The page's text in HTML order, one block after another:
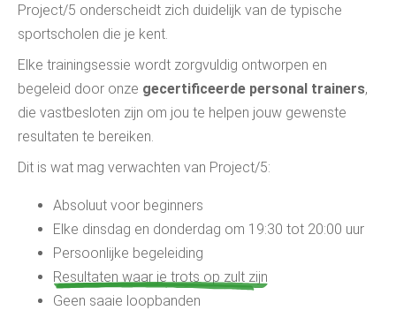
Project/5 onderscheidt zich duidelijk van de typische
sportscholen die je kent.
Elke trainingsessie wordt zorgvuldig ontworpen en
begeleid door onze gecertificeerde personal trainers,
die vastbesloten zijn om jou te helpen jouw gewenste
resultaten te bereiken.
Dit is wat mag verwachten van Project/5:
Absoluut voor beginners
Elke dinsdag en donderdag om 19:30 tot 20:00 uur
Persoonlijke begeleiding
Resultaten waar je trots op zult zijn
Geen saaie loopbanden